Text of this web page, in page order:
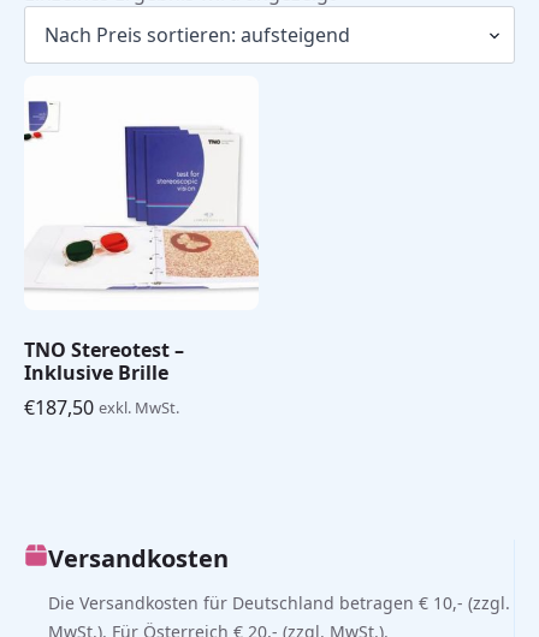
TNO Stereotest –
Inklusive Brille
€187,50 exkl. MwSt.
Versandkosten
Die Versandkosten für Deutschland betragen € 10,- (zzgl.
MwSt.). Für Österreich € 20,- (zzgl. MwSt.).